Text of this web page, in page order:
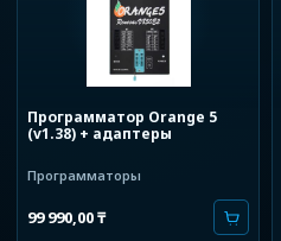
Программатор Orange 5
(v1.38) + адаптеры
Программаторы
99 990,00₸